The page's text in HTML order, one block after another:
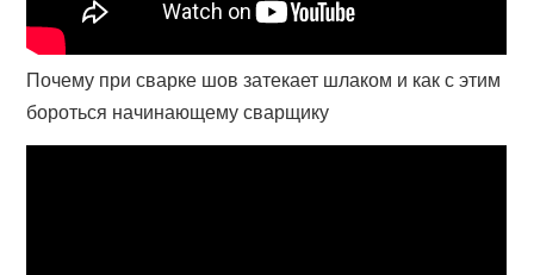
Почему при сварке шов затекает шлаком и как с этим
бороться начинающему сварщику